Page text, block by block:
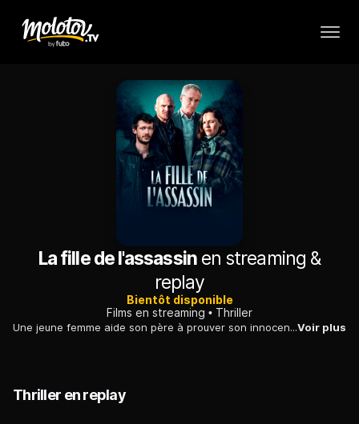
La fille de l'assassinen streaming &
replay
Bientôt disponible
Films en streaming
Thriller
Une jeune femme aide son père à prouver son innocence. L'homme a été accusé quinze ans plus tôt d'avoir tué sa femme, ce qu'il a toujours nié.Voir plus
Thriller en replay